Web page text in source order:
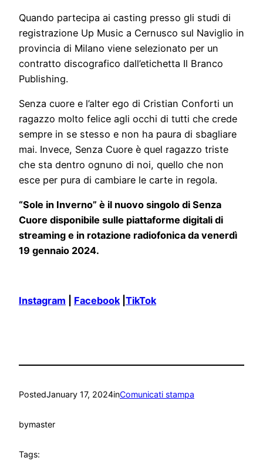
Quando partecipa ai casting presso gli studi di
registrazione Up Music a Cernusco sul Naviglio in
provincia di Milano viene selezionato per un
contratto discografico dall’etichetta Il Branco
Publishing.
Senza cuore e l’alter ego di Cristian Conforti un
ragazzo molto felice agli occhi di tutti che crede
sempre in se stesso e non ha paura di sbagliare
mai. Invece, Senza Cuore è quel ragazzo triste
che sta dentro ognuno di noi, quello che non
esce per pura di cambiare le carte in regola.
“Sole in Inverno” è il nuovo singolo di Senza
Cuore disponibile sulle piattaforme digitali di
streaming e in rotazione radiofonica da venerdì
19 gennaio 2024.
Instagram Facebook TikTok
PostedJanuary 17, 2024inComunicati stampa
bymaster
Tags: